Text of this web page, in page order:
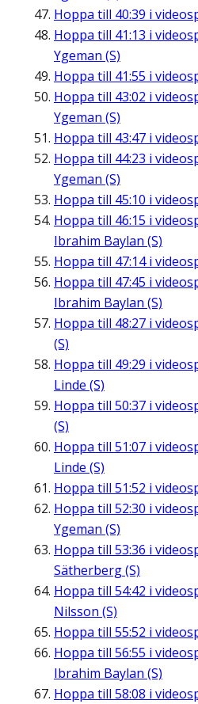
Hoppa till 40:39 i
Hoppa till 41:13 i
Ygeman (S)
Hoppa till 41:55 i
Hoppa till 43:02 i
Ygeman (S)
Hoppa till 43:47 i
Hoppa till 44:23 i
Ygeman (S)
Hoppa till 45:10 i
Hoppa till 46:15 i
Ibrahim Baylan (S)
Hoppa till 47:14i
Hoppa till 47:45 i
Ibrahim Baylan (S)
Hoppa till 48:27 i
(S)
Hoppa till 49:29 i
Linde (S)
Hoppa till 50:37 i
(S)
Hoppa till 51:07 i
Linde (S)
Hoppa till 51:52 i
Hoppa till 52:30 i
Ygeman (S)
Hoppa till 53:36 i
Sätherberg (S)
Hoppa till 54:42 i
Nilsson (S)
Hoppa till 55:52 i
Hoppa till 56:55 i
Ibrahim Baylan (S)
Hoppa till 58:08 i